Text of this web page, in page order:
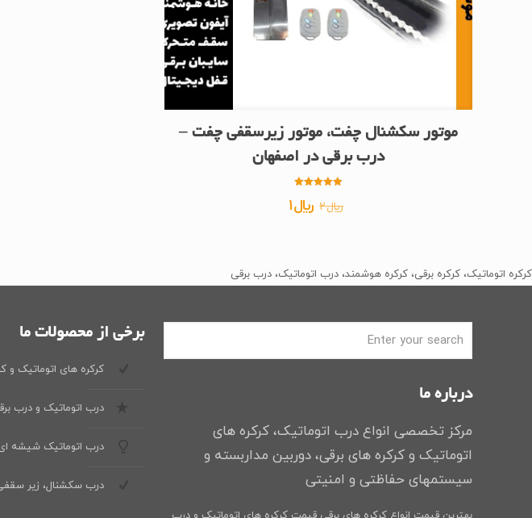
موتور سکشنال چفت، موتور زیرسقفی چفت –
درب برقی در اصفهان
5.00
از 5 ﷼2 قیمت
بود.
﷼1قیمت
است.
کرکره اتوماتیک، کرکره برقی، کرکره هوشمند، درب اتوماتیک، درب برقی
درباره ما
مرکز تخصصی انواع درب اتوماتیک، کرکره های
اتوماتیک و کرکره های برقی، دوربین مداربسته و
سیستمهای حفاظتی و امنیتی
برخی از محصولات ما
کرکره های اتوماتیک و
درب اتوماتیک و درب
درب اتوماتیک شیشه
درب سکشنال، زیر